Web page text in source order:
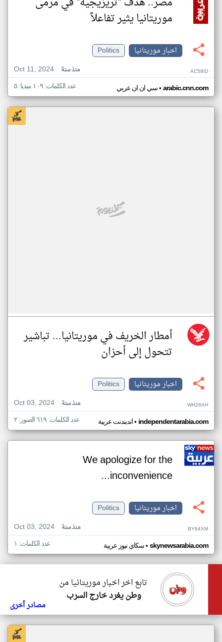
موريتانيا يثير تفاعلاً
اخبار موريتانيا
Politics
Oct 11, 2024
منذ سنة AC58ID
سي ان ان عربي• arabic.cnn.com عدد الكلمات: ١٠٩ ميديا: ٥
أمطار الخريف في موريتانيا... تباشير
تتحول إلى أحزان
اخبار موريتانيا
Politics
Oct 03, 2024
منذ سنة WH28AH
اندبندنت عربية• independentarabia.com عدد الكلمات: ٦١٩ الصور: ٢
We apologize for the
inconvenience...
اخبار موريتانيا
Politics
Oct 03, 2024
منذ سنة BY84XM
سكاي نيوز عربية• skynewsarabia.com عدد الكلمات: ١
تابع اخر اخبار موريتانيا من
وطن يغرد خارج السرب
مصادر أخرى